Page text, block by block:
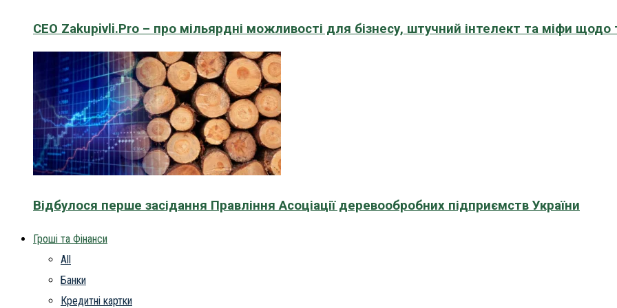
CEO Zakupivli.Pro – про мільярдні можливості для бізнесу, штучний інтелект та міфи щодо
Відбулося перше засідання Правління Асоціації деревообробних підприємств України
Гроші та Фінанси
All
Банки
Кредитні картки